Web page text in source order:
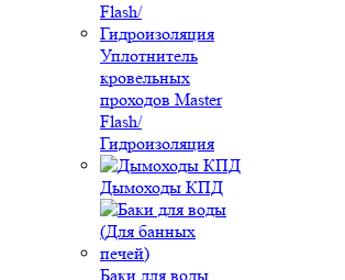
Уплотнитель
кровельных
проходов Master
Flash/
Гидроизоляция
Дымоходы КПД
Баки для воды